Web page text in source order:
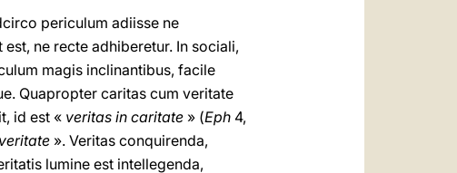
periculum adiisse ne
ne recte adhiberetur. In sociali,
magis inclinantibus, facile
Quapropter caritas cum veritate
id est « veritas in caritate » (Eph 4,
». Veritas conquirenda,
lumine est intellegenda,